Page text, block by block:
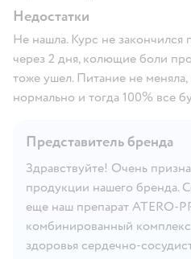
Недостатки
Не нашла. Курс не закончился
через 2 дня, колющие боли
тоже ушел. Питание не
нормально и тогда 100% все
Представитель бренда
Здравствуйте! Очень
продукции нашего бренда.
еще наш препарат ATERO-
комбинированный
здоровья сердечно-